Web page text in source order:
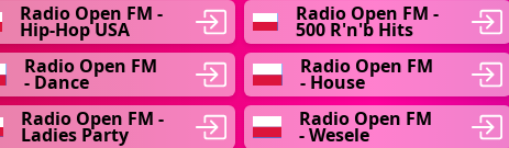
Radio Open FM -
Hip-Hop USA
Radio Open FM -
500 R'n'b Hits
Radio Open FM
- Dance
Radio Open FM
- House
Radio Open FM -
Ladies Party
Radio Open FM
- Wesele